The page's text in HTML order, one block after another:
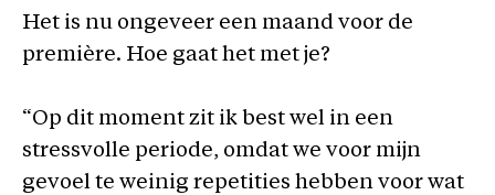
Het is nu ongeveer een maand voor de
première. Hoe gaat het met je?
“Op dit moment zit ik best wel in een
stressvolle periode, omdat we voor mijn
gevoel te weinig repetities hebben voor wat